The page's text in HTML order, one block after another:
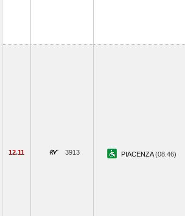
12.11 3913 PIACENZA(08.46)